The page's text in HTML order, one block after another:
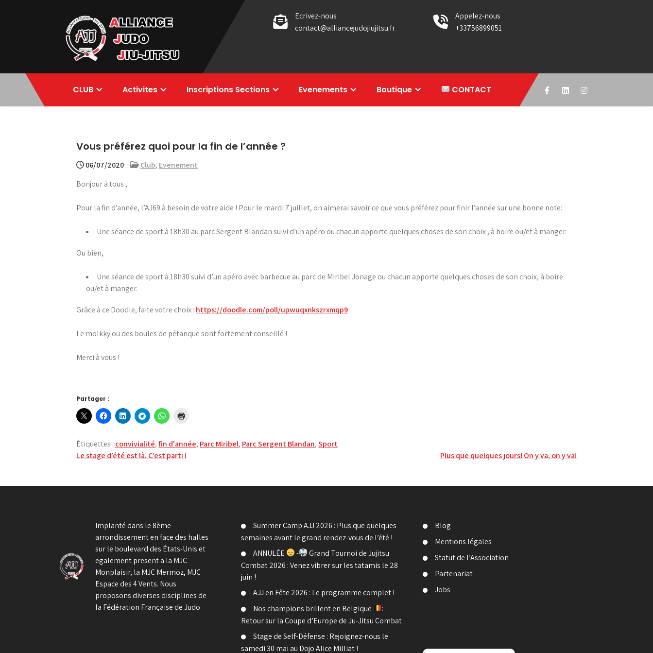
Alliance Judo
Jiu-jitsu
Ecrivez-nous
contact@alliancejudojiujitsu.fr
Appelez-nous
+33756899051
CLUB Activites Inscriptions Sections Evenements Boutique CONTACT
Vous préférez quoi pour la fin de l’année ?
06/07/2020 Club, Evenement
Bonjour à tous ,
Pour la fin d’année, l’AJ69 à besoin de votre aide ! Pour le mardi 7 juillet, on aimerai savoir ce que vous préférez pour finir l’année sur une bonne note:
Une séance de sport à 18h30 au parc Sergent Blandan suivi d’un apéro ou chacun apporte quelques choses de son choix , à boire ou/et à manger.
Ou bien,
Une séance de sport à 18h30 suivi d’un apéro avec barbecue au parc de Miribel Jonage ou chacun apporte quelques choses de son choix, à boire
ou/et à manger.
Grâce à ce Doodle, faite votre choix : https://doodle.com/poll/upwuqxnkszrxmqp9
Le molkky ou des boules de pétanque sont fortement conseillé !
Merci à vous !
Partager :
Étiquettes : convivialité,fin d'année, Parc Miribel, Parc Sergent Blandan,Sport
Navigation
Le stage d’été est là. C’est parti ! Plus que quelques jours! On y va, on y va!
Implanté dans le 8ème
arrondissement en face des halles
sur le boulevard des États-Unis et
egalement present a la MJC
Monplaisir, la MJC Mermoz, MJC
Espace des 4 Vents. Nous
proposons diverses disciplines de
la Fédération Française de Judo
Summer Camp AJJ 2026 : Plus que quelques
semaines avant le grand rendez-vous de l’été !
ANNULÉE
-
Grand Tournoi de Jujitsu
Combat 2026 : Venez vibrer sur les tatamis le 28
juin !
AJJ en Fête 2026 : Le programme complet !
Nos champions brillent en Belgique
:
Retour sur la Coupe d’Europe de Ju-Jitsu Combat
Stage de Self-Défense : Rejoignez-nous le
samedi 30 mai au Dojo Alice Milliat !
Blog
Mentions légales
Statut de l’Association
Partenariat
Jobs